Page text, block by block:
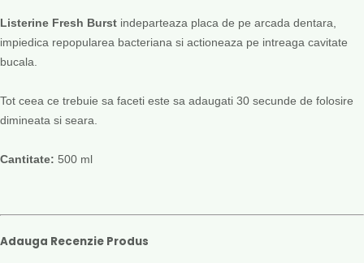
Listerine Fresh Burst indeparteaza placa de pe arcada dentara,
impiedica repopularea bacteriana si actioneaza pe intreaga cavitate
bucala.
Tot ceea ce trebuie sa faceti este sa adaugati 30 secunde de folosire
dimineata si seara.
Cantitate: 500 ml
Adauga Recenzie Produs